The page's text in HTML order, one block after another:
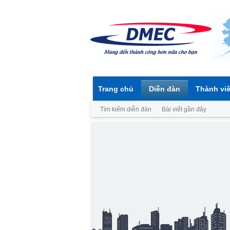
Trang chủ Diễn đàn
Tìm kiếm diễn đàn Bài viết gần đây
Thành